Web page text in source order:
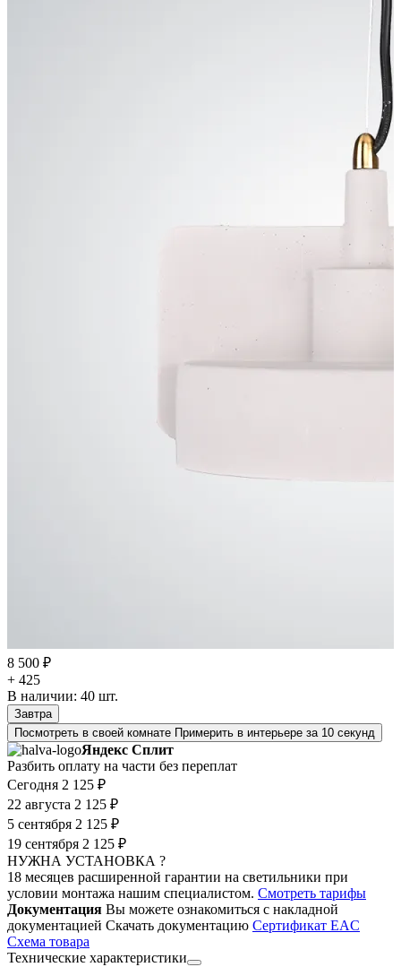
8 500 ₽
+ 425
В наличии: 40 шт.
Завтра
Посмотреть в своей комнате Примерить в интерьере за 10 секунд
Яндекс Сплит
Разбить оплату на части без переплат
Сегодня 2 125 ₽
22 августа 2 125 ₽
5 сентября 2 125 ₽
19 сентября 2 125 ₽
НУЖНА УСТАНОВКА ?
18 месяцев расширенной гарантии на светильники при
условии монтажа нашим специалистом. Смотреть тарифы
Документация Вы можете ознакомиться с накладной
документацией Скачать документацию Cертификат EAC
Cхема товара
Технические характеристики